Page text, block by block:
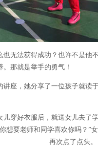
也无法获得成功？也许不是他
那就是举手的勇气！
讲座，她分享了一位孩子就读
穿好衣服后，就送女儿去了
想要老师和同学喜欢你吗？”
再次点了点头。